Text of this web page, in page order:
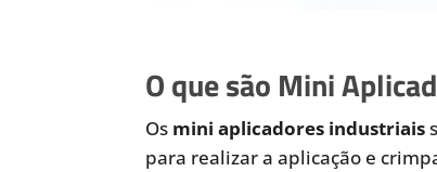
O que são Mini
Os mini aplicadores industriais
para realizar a aplicação e